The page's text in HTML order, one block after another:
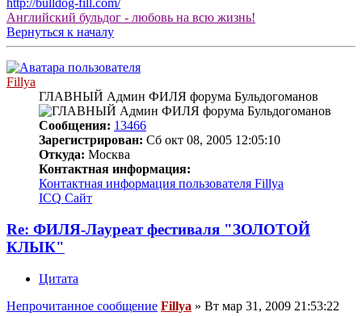
http://bulldog-fill.com/
Английский бульдог - любовь на всю жизнь!
Вернуться к началу
Fillya
ГЛАВНЫЙ Админ ФИЛЯ форума Бульдогоманов
Сообщения: 13466
Зарегистрирован: Сб окт 08, 2005 12:05:10
Откуда: Москва
Контактная информация:
Контактная информация пользователя Fillya
ICQ Сайт
Re: ФИЛЯ-Лауреат фестиваля "ЗОЛОТОЙ
КЛЫК"
Цитата
Непрочитанное сообщение Fillya » Вт мар 31, 2009 21:53:22